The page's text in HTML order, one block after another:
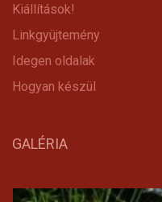
Kiállítások!
Linkgyüjtemény
Idegen oldalak
Hogyan készül
GALÉRIA